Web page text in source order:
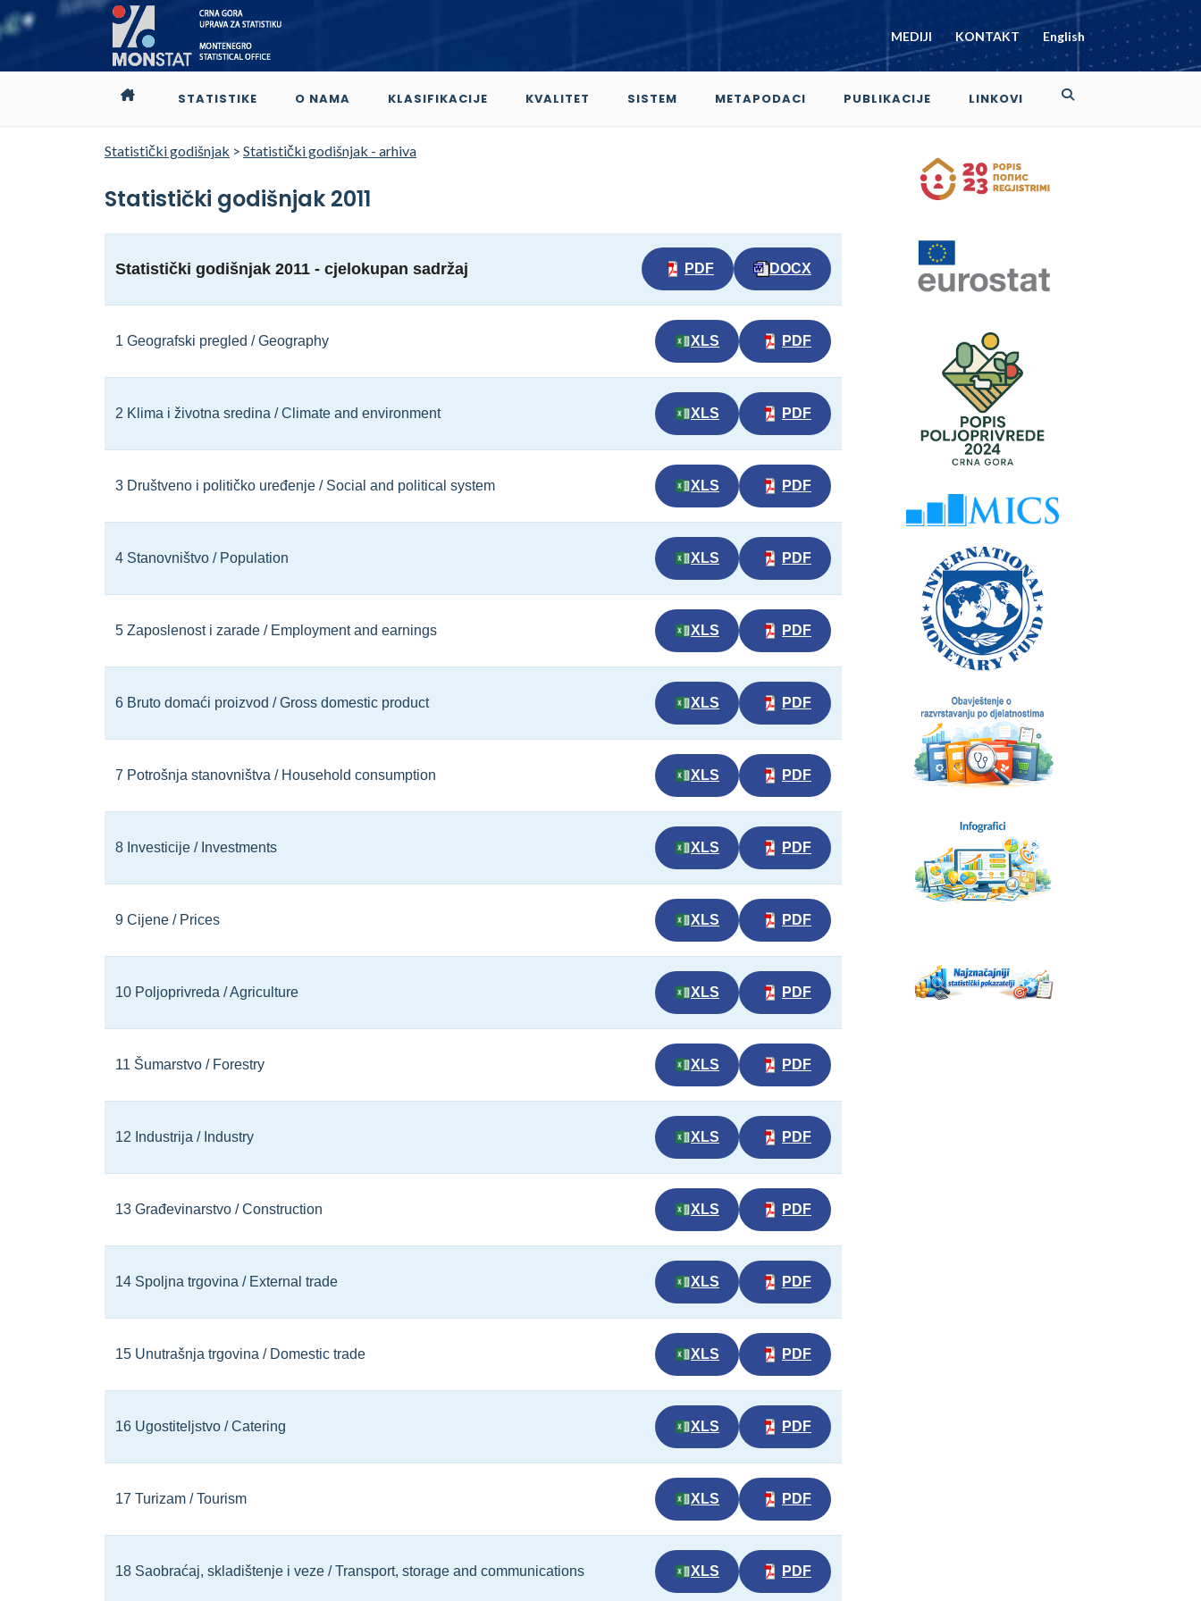
MEDIJI KONTAKT English
STATISTIKE O NAMA KLASIFIKACIJE KVALITET SISTEM METAPODACI PUBLIKACIJE LINKOVI
Statistički godišnjak > Statistički godišnjak - arhiva
Statistički godišnjak 2011
Statistički godišnjak 2011 - cjelokupan sadržaj PDF DOCX
1 Geografski pregled / Geography XLS PDF
2 Klima i životna sredina / Climate and environment XLS PDF
3 Društveno i političko uređenje / Social and political system XLS PDF
4 Stanovništvo / Population XLS PDF
5 Zaposlenost i zarade / Employment and earnings XLS PDF
6 Bruto domaći proizvod / Gross domestic product XLS PDF
7 Potrošnja stanovništva / Household consumption XLS PDF
8 Investicije / Investments XLS PDF
9 Cijene / Prices XLS PDF
10 Poljoprivreda / Agriculture XLS PDF
11 Šumarstvo / Forestry XLS PDF
12 Industrija / Industry XLS PDF
13 Građevinarstvo / Construction XLS PDF
14 Spoljna trgovina / External trade XLS PDF
15 Unutrašnja trgovina / Domestic trade XLS PDF
16 Ugostiteljstvo / Catering XLS PDF
17 Turizam / Tourism XLS PDF
18 Saobraćaj, skladištenje i veze / Transport, storage and communications XLS PDF